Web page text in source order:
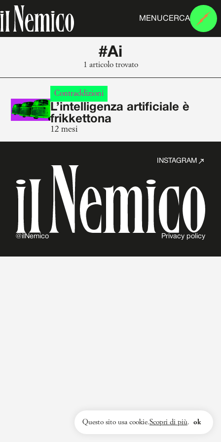
MENUCERCA
#Ai
1 articolo trovato
Contraddizioni
L’intelligenza artificiale è
frikkettona
12 mesi
INSTAGRAM
@ilNemico Privacy policy
Questo sito usa cookie.Scopri di più. ok